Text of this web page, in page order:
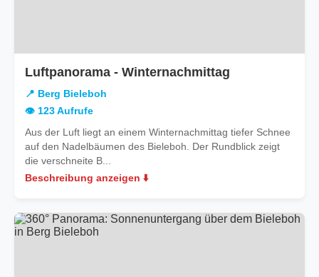
Luftpanorama - Winternachmittag
📍 Berg Bieleboh
👁️ 123 Aufrufe
Aus der Luft liegt an einem Winternachmittag tiefer Schnee
auf den Nadelbäumen des Bieleboh. Der Rundblick zeigt
die verschneite B...
Beschreibung anzeigen ⬇️